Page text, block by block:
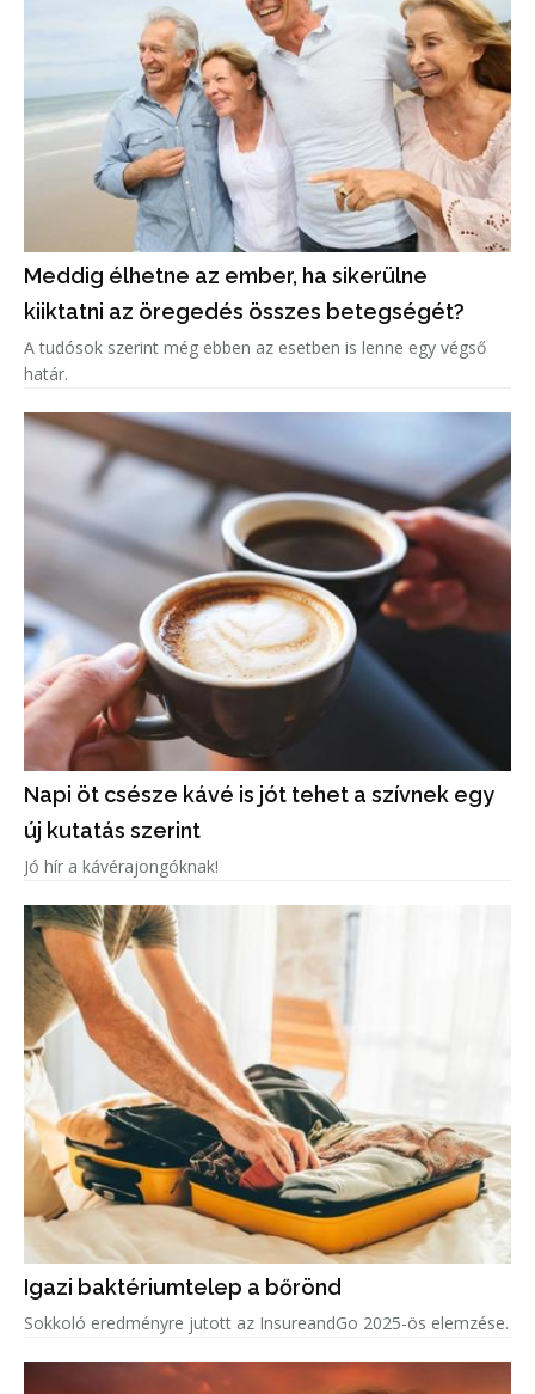
Meddig élhetne az ember, ha sikerülne
kiiktatni az öregedés összes betegségét?
A tudósok szerint még ebben az esetben is lenne egy végső
határ.
Napi öt csésze kávé is jót tehet a szívnek egy
új kutatás szerint
Jó hír a kávérajongóknak!
Igazi baktériumtelep a bőrönd
Sokkoló eredményre jutott az InsureandGo 2025-ös elemzése.